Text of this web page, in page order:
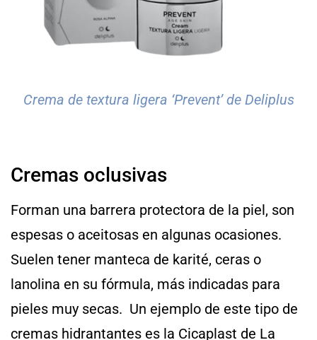
Crema de textura ligera ‘Prevent’ de Deliplus
Cremas oclusivas
Forman una barrera protectora de la piel, son
espesas o aceitosas en algunas ocasiones.
Suelen tener manteca de karité, ceras o
lanolina en su fórmula, más indicadas para
pieles muy secas. Un ejemplo de este tipo de
cremas hidrantantes es la Cicaplast de La